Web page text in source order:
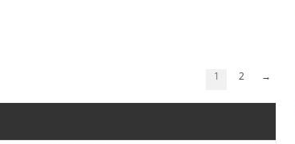
1 2 →